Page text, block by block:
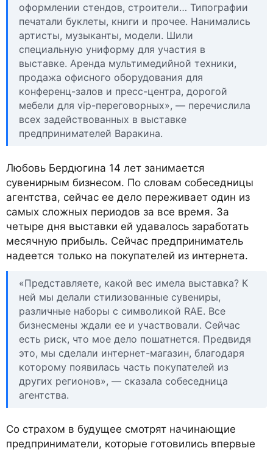
оформлении стендов, строители… Типографии
печатали буклеты, книги и прочее. Нанимались
артисты, музыканты, модели. Шили
специальную униформу для участия в
выставке. Аренда мультимедийной техники,
продажа офисного оборудования для
конференц-залов и пресс-центра, дорогой
мебели для vip-переговорных», — перечислила
всех задействованных в выставке
предпринимателей Варакина.
Любовь Бердюгина 14 лет занимается
сувенирным бизнесом. По словам собеседницы
агентства, сейчас ее дело переживает один из
самых сложных периодов за все время. За
четыре дня выставки ей удавалось заработать
месячную прибыль. Сейчас предприниматель
надеется только на покупателей из интернета.
«Представляете, какой вес имела выставка? К
ней мы делали стилизованные сувениры,
различные наборы с символикой RAE. Все
бизнесмены ждали ее и участвовали. Сейчас
есть риск, что мое дело пошатнется. Предвидя
это, мы сделали интернет-магазин, благодаря
которому появилась часть покупателей из
других регионов», — сказала собеседница
агентства.
Со страхом в будущее смотрят начинающие
предприниматели, которые готовились впервые